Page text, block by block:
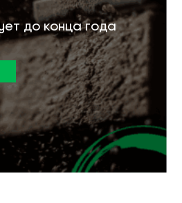
до конца года